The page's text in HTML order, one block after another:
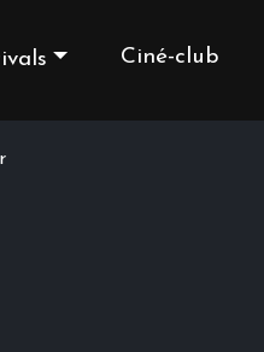
Ciné-club